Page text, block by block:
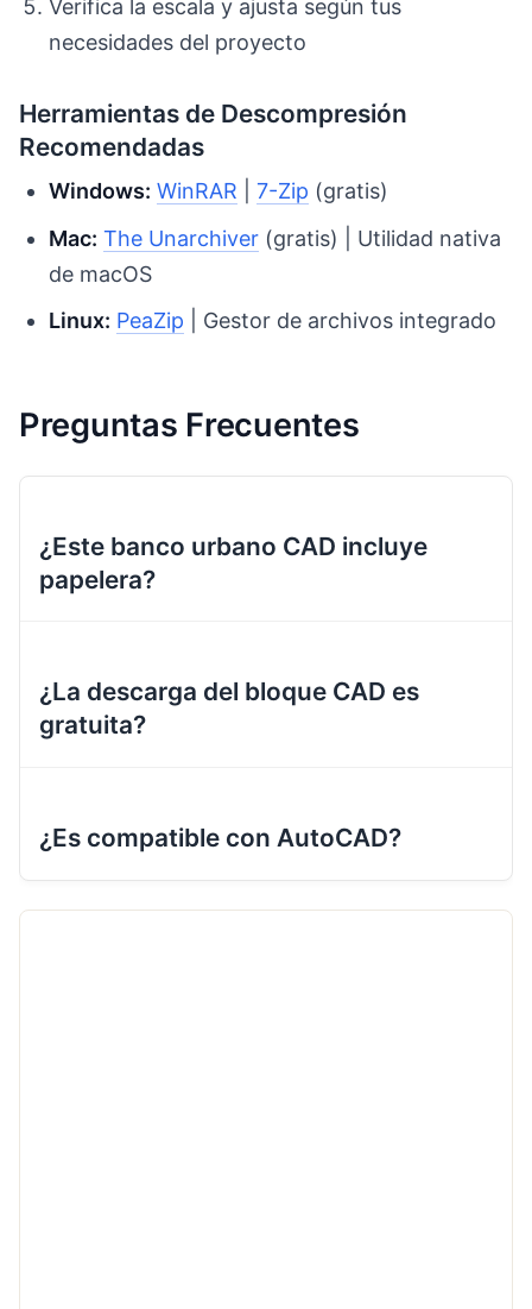
Verifica la escala y ajusta según tus
necesidades del proyecto
Herramientas de Descompresión
Recomendadas
Windows: WinRAR |7-Zip (gratis)
Mac: The Unarchiver (gratis) | Utilidad nativa
de macOS
Linux: PeaZip | Gestor de archivos integrado
Preguntas Frecuentes
¿Este banco urbano CAD incluye
papelera?
¿La descarga del bloque CAD es
gratuita?
¿Es compatible con AutoCAD?